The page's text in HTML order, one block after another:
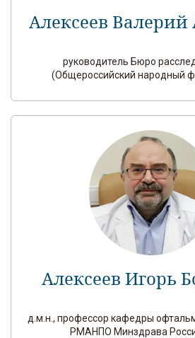
Алексеев
руководитель Бюро
(Общероссийский народный
Алексеев Игорь
д.м.н., профессор кафедры
РМАНПО Минздрава